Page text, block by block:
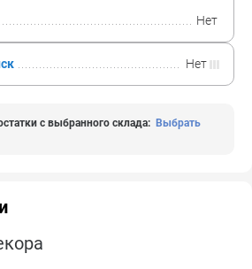
Нет
Нет
с выбранного склада: Выбрать